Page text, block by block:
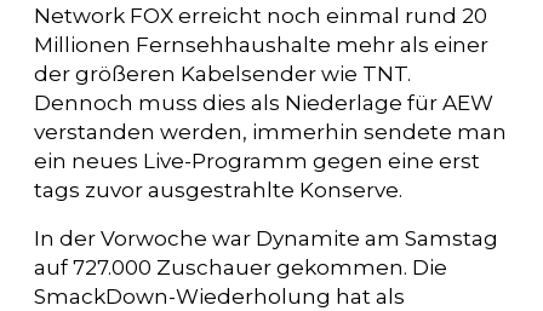
Network FOX erreicht noch einmal rund 20
Millionen Fernsehhaushalte mehr als einer
der größeren Kabelsender wie TNT.
Dennoch muss dies als Niederlage für AEW
verstanden werden, immerhin sendete man
ein neues Live-Programm gegen eine erst
tags zuvor ausgestrahlte Konserve.
In der Vorwoche war Dynamite am Samstag
auf 727.000 Zuschauer gekommen. Die
SmackDown-Wiederholung hat als